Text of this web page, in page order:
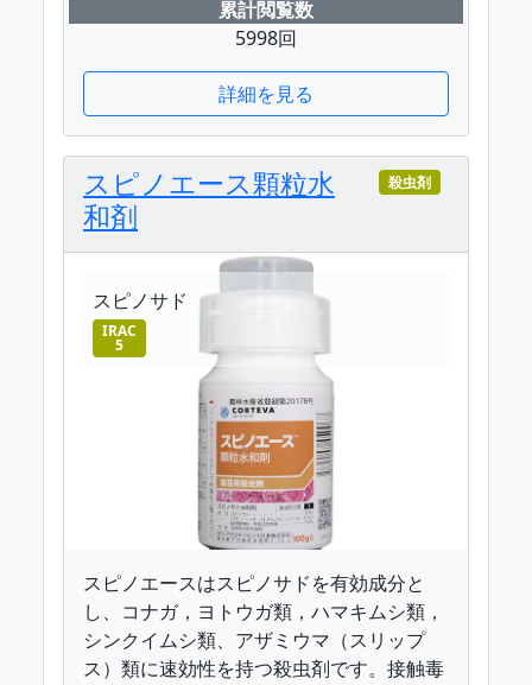
累計閲覧数
5998回
詳細を見る
スピノエース顆粒水
和剤
殺虫剤
スピノサド
IRAC
5
スピノエースはスピノサドを有効成分と
し、コナガ，ヨトウガ類，ハマキムシ類，
シンクイムシ類、アザミウマ（スリップ
ス）類に速効性を持つ殺虫剤です。接触毒